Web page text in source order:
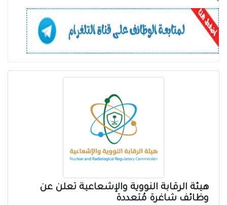
-
هيئة الرقابة النووية والإشعاعية تعلن عن
وظائف شاغرة مُتعددة